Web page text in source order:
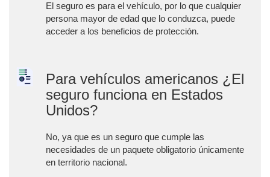
El seguro es para el vehículo, por lo que cualquier
persona mayor de edad que lo conduzca, puede
acceder a los beneficios de protección.
Para vehículos americanos ¿El
seguro funciona en Estados
Unidos?
No, ya que es un seguro que cumple las
necesidades de un paquete obligatorio únicamente
en territorio nacional.